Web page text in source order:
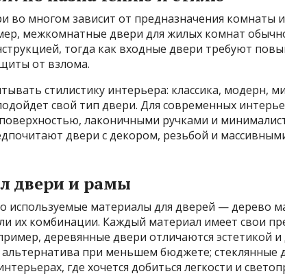
во многом зависит от предназначения комнаты
межкомнатные двери для жилых комнат
тогда как входные двери требуют
от взлома.
стилистику интерьера: классика, модерн,
свой тип двери. Для современных
лаконичными ручками и
двери с декором, резьбой и
двери и рамы
используемые материалы для дверей — дерево
их комбинации. Каждый материал имеет свои
деревянные двери отличаются эстетикой
при меньшем бюджете; стеклянные
где хочется добиться легкости и